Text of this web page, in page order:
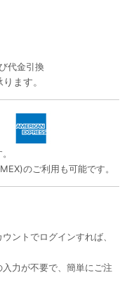
代金引換
ます。
のご利用も可能です。
ントでログインすれば、
力が不要で、簡単にご注